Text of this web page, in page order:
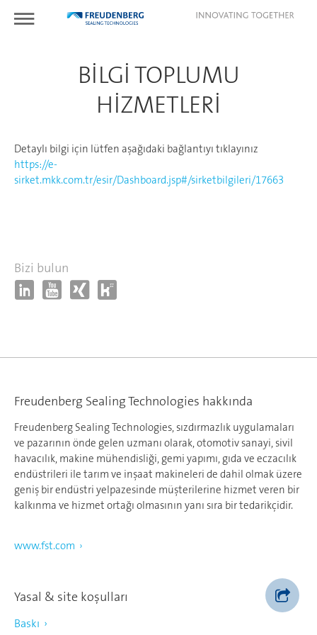
BILGI TOPLUMU
HIZMETLERI
Detaylı bilgi için lütfen aşağıdaki bağlantıyı tıklayınız
https://e-
sirket.mkk.com.tr/esir/Dashboard.jsp#/sirketbilgileri/17663
Bizi bulun
Freudenberg Sealing Technologies hakkında
Freudenberg Sealing Technologies, sızdırmazlık uygulamaları
ve pazarının önde gelen uzmanı olarak, otomotiv sanayi, sivil
havacılık, makine mühendisliği, gemi yapımı, gıda ve eczacılık
endüstrileri ile tarım ve inşaat makineleri de dahil olmak üzere
geniş bir endüstri yelpazesinde müşterilerine hizmet veren bir
kalkınma ve hizmet ortağı olmasının yanı sıra bir tedarikçidir.
www.fst.com
Yasal & site koşulları
Baskı